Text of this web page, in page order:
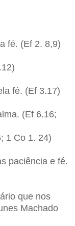
fé. (Ef 2. 8,9)
fé. (Ef 3.17)
(Ef 6.16;
1 Co 1. 24)
paciência e fé.
que nos
Machado